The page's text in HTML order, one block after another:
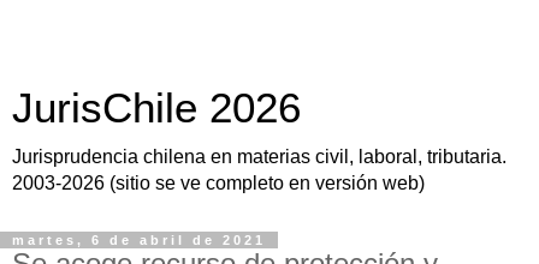
JurisChile 2026
Jurisprudencia chilena en materias civil, laboral, tributaria.
2003-2026 (sitio se ve completo en versión web)
martes, 6 de abril de 2021